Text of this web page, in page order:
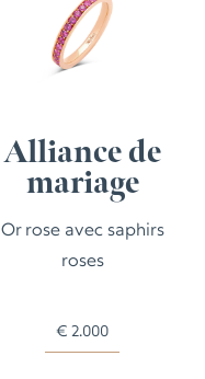
Alliance de
mariage
Or rose avec saphirs
roses
€ 2.000